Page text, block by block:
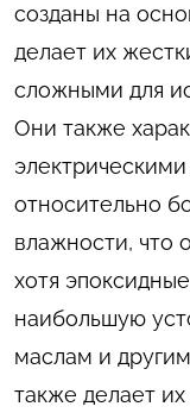
созданы на
делает их
сложными для
Они также
относительно
влажности, что
хотя
наибольшую
маслам и
также делает